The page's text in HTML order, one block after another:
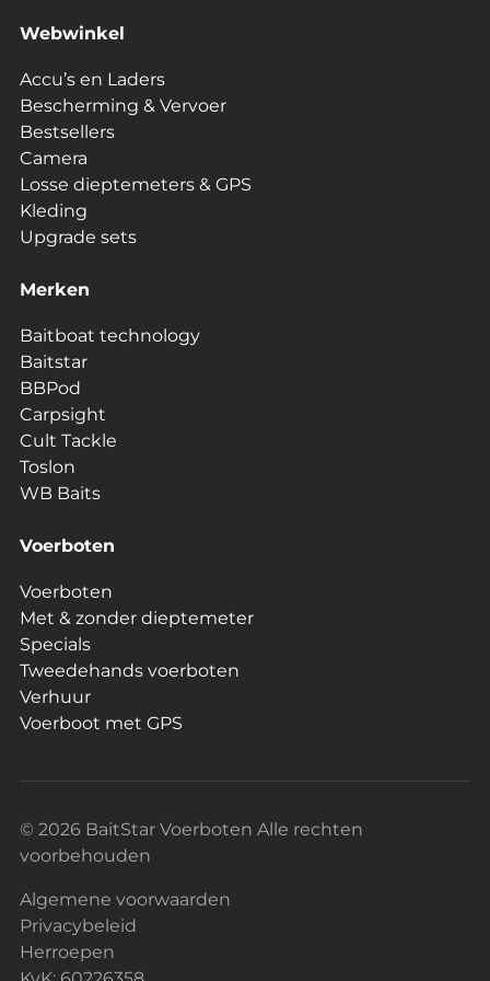
Webwinkel
Accu’s en Laders
Bescherming & Vervoer
Bestsellers
Camera
Losse dieptemeters & GPS
Kleding
Upgrade sets
Merken
Baitboat technology
Baitstar
BBPod
Carpsight
Cult Tackle
Toslon
WB Baits
Voerboten
Voerboten
Met & zonder dieptemeter
Specials
Tweedehands voerboten
Verhuur
Voerboot met GPS
© 2026 BaitStar Voerboten Alle rechten
voorbehouden
Algemene voorwaarden
Privacybeleid
Herroepen